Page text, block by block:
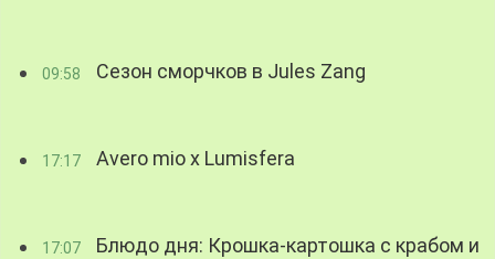
09:58 Сезон сморчков в Jules Zang
17:17 Avero mio x Lumisfera
17:07
Блюдо дня: Крошка-картошка с крабом и